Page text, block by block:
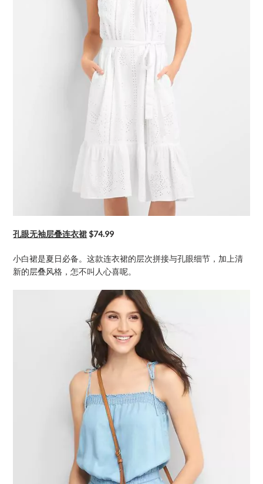
孔眼无袖层叠连衣裙$74.99
小白裙是夏日必备。这款连衣裙的层次拼接与孔眼细节，加上清
新的层叠风格，怎不叫人心喜呢。